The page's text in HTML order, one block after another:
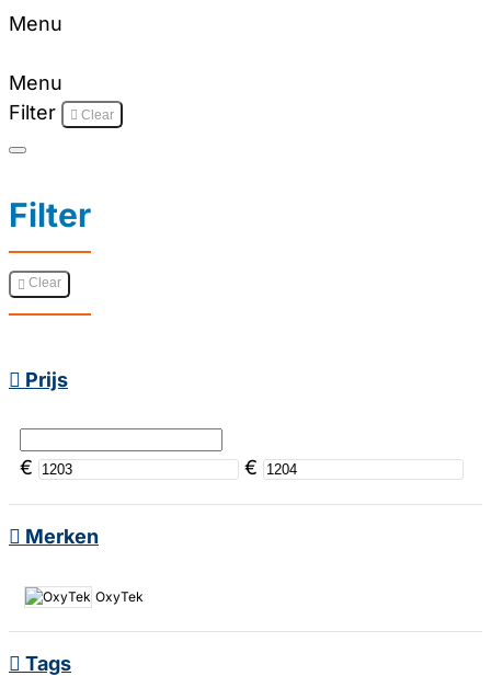
Menu
Menu
Filter
Clear
Filter
Clear
Prijs
€ €
Merken
OxyTek
Tags